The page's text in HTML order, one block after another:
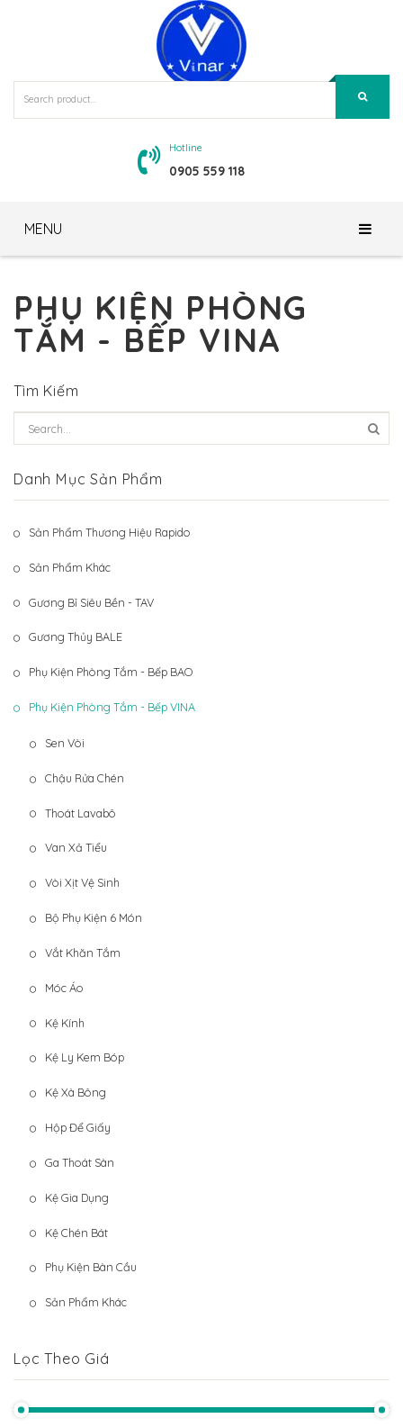
Hotline
0905 559 118
MENU
Giới Thiệu
Về Chúng Tôi
Tầm Nhìn – Sứ Mệnh
Sản Phẩm
Gương Bỉ Siêu Bền – TAV
Gương Thủy BALE
Sản Phẩm Khác
Tin Tức – Blog
Hệ Thống Khách Hàng
PHỤ KIỆN PHÒNG
TẮM - BẾP VINA
Tìm Kiếm
Danh Mục Sản Phẩm
Sản Phẩm Thương Hiệu Rapido
Sản Phẩm Khác
Gương Bỉ Siêu Bền - TAV
Gương Thủy BALE
Phụ Kiện Phòng Tắm - Bếp BAO
Phụ Kiện Phòng Tắm - Bếp VINA
Sen Vòi
Chậu Rửa Chén
Thoát Lavabô
Van Xả Tiểu
Vòi Xịt Vệ Sinh
Bộ Phụ Kiện 6 Món
Vắt Khăn Tắm
Móc Áo
Kệ Kính
Kệ Ly Kem Bóp
Kệ Xà Bông
Hộp Để Giấy
Ga Thoát Sàn
Kệ Gia Dụng
Kệ Chén Bát
Phụ Kiện Bàn Cầu
Sản Phẩm Khác
Lọc Theo Giá